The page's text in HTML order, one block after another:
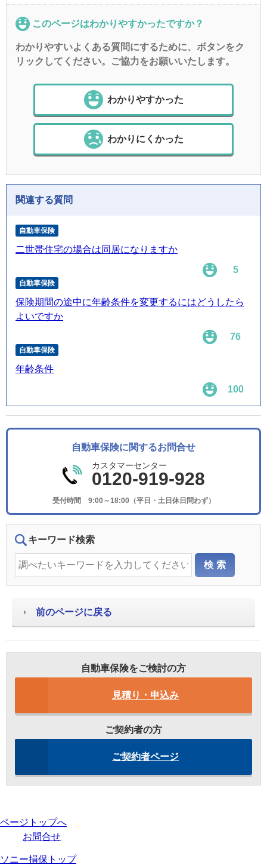
このページはわかりやすかったですか？
わかりやすいよくある質問にするために、ボタンをク
リックしてください。ご協力をお願いいたします。
わかりやすかった
わかりにくかった
関連する質問
自動車保険
二世帯住宅の場合は同居になりますか
5
自動車保険
保険期間の途中に年齢条件を変更するにはどうしたら
よいですか
76
自動車保険
年齢条件
100
自動車保険に関するお問合せ
カスタマーセンター
0120-919-928
受付時間 9:00～18:00（平日・土日休日問わず）
キーワード検索
前のページに戻る
自動車保険をご検討の方
見積り・申込み
ご契約者の方
ご契約者ページ
ページトップへ
お問合せ
ソニー損保トップ